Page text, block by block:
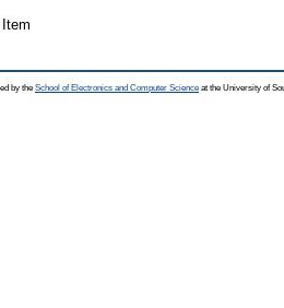
by the School of Electronics and Computer Science at the University of